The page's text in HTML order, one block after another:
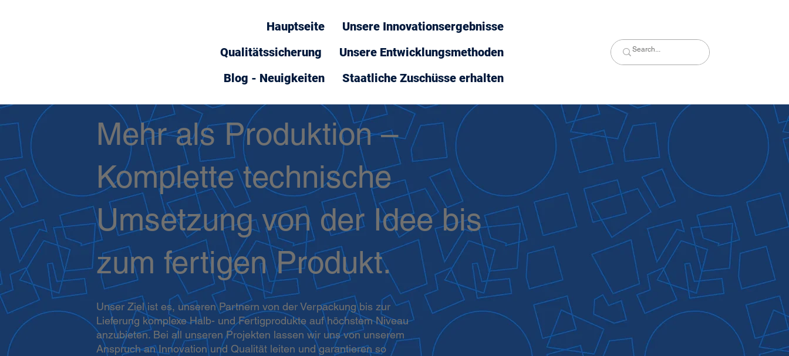
Hauptseite
Unsere Innovationsergebnisse
Qualitätssicherung
Unsere Entwicklungsmethoden
Blog - Neuigkeiten
Staatliche Zuschüsse erhalten
Mehr als Produktion –
Komplette technische
Umsetzung von der Idee bis
zum fertigen Produkt.
Unser Ziel ist es, unseren Partnern von der Verpackung bis zur
Lieferung komplexe Halb- und Fertigprodukte auf höchstem Niveau
anzubieten. Bei all unseren Projekten lassen wir uns von unserem
Anspruch an Innovation und Qualität leiten und garantieren so